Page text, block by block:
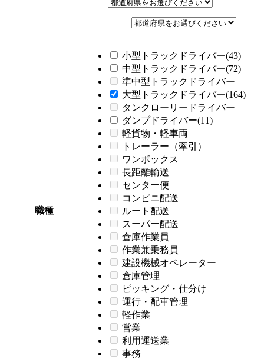
職種
小型トラックドライバー(43)
中型トラックドライバー(72)
準中型トラックドライバー
大型トラックドライバー(164)
タンクローリードライバー
ダンプドライバー(11)
軽貨物・軽車両
トレーラー（牽引）
ワンボックス
長距離輸送
センター便
コンビニ配送
ルート配送
スーパー配送
倉庫作業員
作業兼乗務員
建設機械オペレーター
倉庫管理
ピッキング・仕分け
運行・配車管理
軽作業
営業
利用運送業
事務